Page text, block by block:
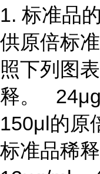
1. 标准品
供原倍标
照下列图
释。
150μl的原
标准品稀